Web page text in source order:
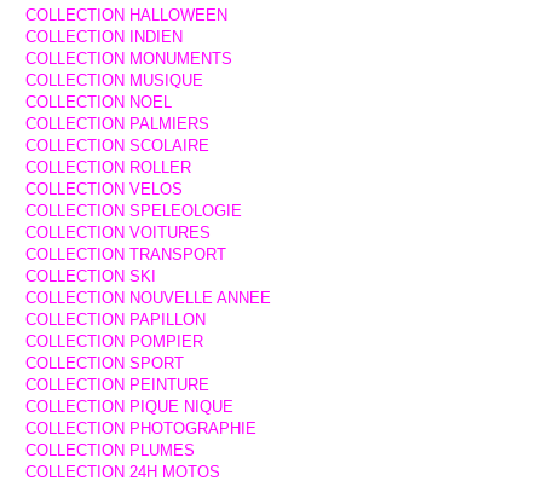
COLLECTION HALLOWEEN
COLLECTION INDIEN
COLLECTION MONUMENTS
COLLECTION MUSIQUE
COLLECTION NOEL
COLLECTION PALMIERS
COLLECTION SCOLAIRE
COLLECTION ROLLER
COLLECTION VELOS
COLLECTION SPELEOLOGIE
COLLECTION VOITURES
COLLECTION TRANSPORT
COLLECTION SKI
COLLECTION NOUVELLE ANNEE
COLLECTION PAPILLON
COLLECTION POMPIER
COLLECTION SPORT
COLLECTION PEINTURE
COLLECTION PIQUE NIQUE
COLLECTION PHOTOGRAPHIE
COLLECTION PLUMES
COLLECTION 24H MOTOS